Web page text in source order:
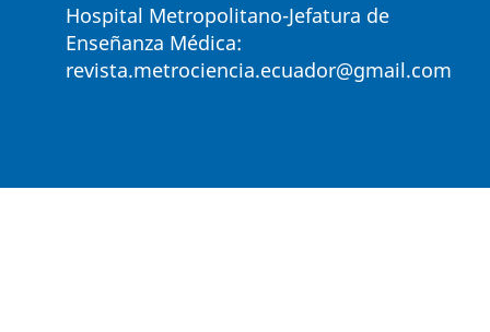
Hospital Metropolitano-Jefatura de
Enseñanza Médica:
revista.metrociencia.ecuador@gmail.com